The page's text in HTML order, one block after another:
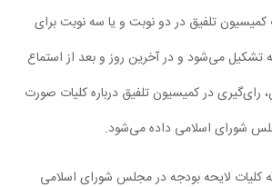
جلسات کمیسیون تلفیق در دو نوبت و یا سه نوبت برای
تشکیل می‌شود و در آخرین روز و بعد از استماع
رای‌گیری در کمیسیون تلفیق درباره کلیات صورت
شورای اسلامی داده می‌شود.
کلیات لایحه بودجه در مجلس شورای اسلامی